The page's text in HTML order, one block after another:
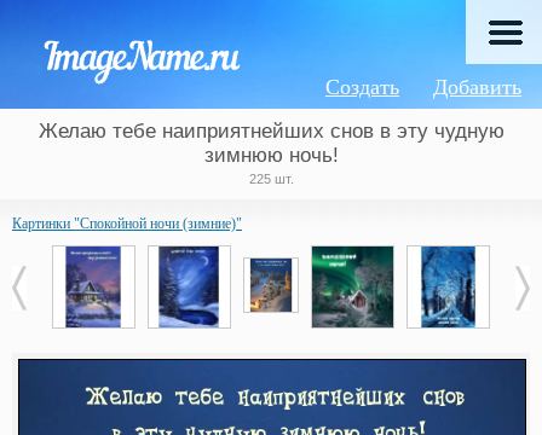
Добавить
Создать
Желаю тебе наиприятнейших снов в эту чудную
зимнюю ночь!
225 шт.
Картинки "Спокойной ночи (зимние)"